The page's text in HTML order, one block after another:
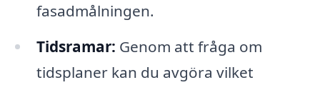
fasadmålningen.
Tidsramar: Genom att fråga om
tidsplaner kan du avgöra vilket